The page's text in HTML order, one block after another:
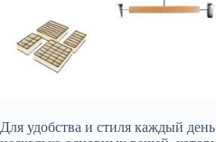
Для удобства и стиля каждый